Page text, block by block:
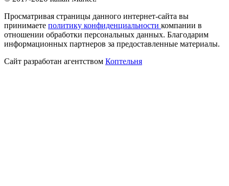
Просматривая страницы данного интернет-сайта вы
принимаете политику конфиденциальности компании в
отношении обработки персональных данных. Благодарим
информационных партнеров за предоставленные материалы.
Сайт разработан агентством Коптельня